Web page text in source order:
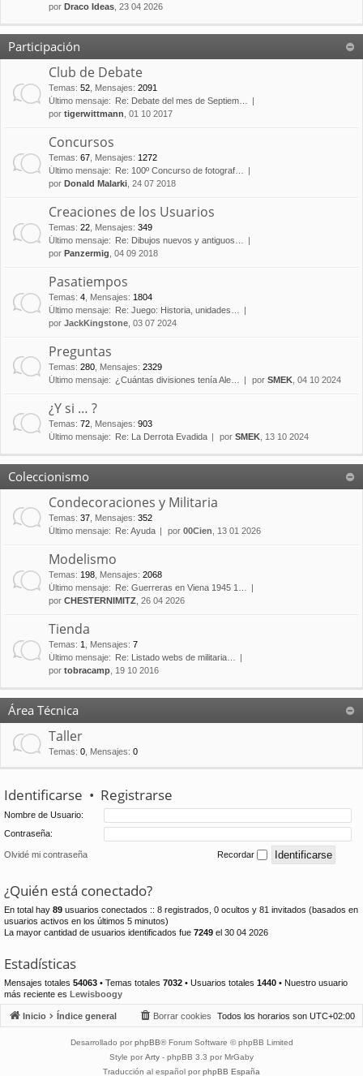
por Draco Ideas , 23 04 2026
Participación
Club de Debate
Temas: 52 Mensajes: 2091
Último mensaje:
Re: Debate del mes de Septiem…
por tigerwittmann , 01 10 2017
Concursos
Temas: 67 Mensajes: 1272
Último mensaje:
Re: 100º Concurso de fotograf…
por Donald Malarki , 24 07 2018
Creaciones de los Usuarios
Temas: 22 Mensajes: 349
Último mensaje:
Re: Dibujos nuevos y antiguos…
por Panzermig , 04 09 2018
Pasatiempos
Temas: 4 Mensajes: 1804
Último mensaje:
Re: Juego: Historia, unidades…
por JackKingstone , 03 07 2024
Preguntas
Temas: 280 Mensajes: 2329
Último mensaje: ¿Cuántas divisiones tenía Ale… por SMEK , 04 10 2024
¿Y si … ?
Temas: 72 Mensajes: 903
Último mensaje:
Re: La Derrota Evadida por SMEK , 13 10 2024
Coleccionismo
Condecoraciones y Militaria
Temas: 37 Mensajes: 352
Último mensaje:
Re: Ayuda por 00Cien , 13 01 2026
Modelismo
Temas: 198 Mensajes: 2068
Último mensaje:
Re: Guerreras en Viena 1945 1…
por CHESTERNIMITZ , 26 04 2026
Tienda
Temas: 1 Mensajes: 7
Último mensaje:
Re: Listado webs de militaria…
por tobracamp , 19 10 2016
Área Técnica
Taller
Temas: 0 Mensajes: 0
Identificarse • Registrarse
Nombre de Usuario:
Contraseña:
Olvidé mi contraseña Recordar
¿Quién está conectado?
En total hay 89 usuarios conectados :: 8 registrados, 0 ocultos y 81 invitados (basados en
usuarios activos en los últimos 5 minutos)
La mayor cantidad de usuarios identificados fue 7249 el 30 04 2026
Estadísticas
Mensajes totales 54063 • Temas totales 7032 • Usuarios totales 1440 • Nuestro usuario
más reciente es Lewisboogy
Inicio Índice general Todos los horarios son UTC+02:00
Borrar cookies
Desarrollado por phpBB® Forum Software © phpBB Limited
Style por Arty - phpBB 3.3 por MrGaby
Traducción al español por phpBB España